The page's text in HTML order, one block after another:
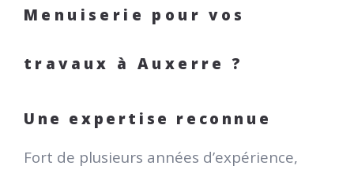
Menuiserie pour vos
travaux à Auxerre ?
Une expertise reconnue
Fort de plusieurs années d’expérience,